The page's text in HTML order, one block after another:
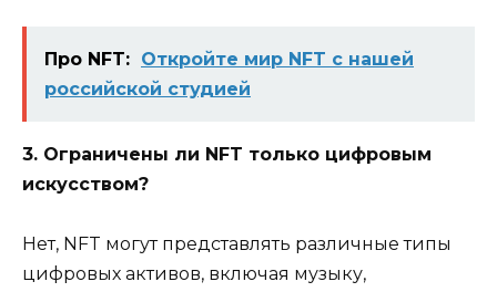
Про NFT: Откройте мир NFT с нашей
российской студией
3. Ограничены ли NFT только цифровым
искусством?
Нет, NFT могут представлять различные типы
цифровых активов, включая музыку,